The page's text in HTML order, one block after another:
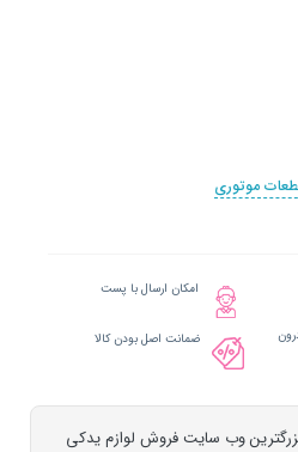
موتوری
امکان ارسال با پست
ضمانت اصل بودن کالا
وب سایت فروش لوازم یدکی